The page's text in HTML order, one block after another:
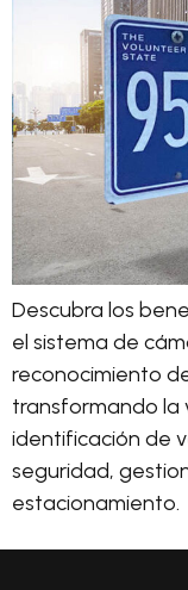
Descubra los
el sistema de
reconocimiento
transformando la
identificación de
seguridad,
estacionamiento.